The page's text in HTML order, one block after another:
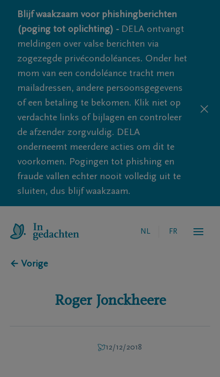
Blijf waakzaam voor phishingberichten
(poging tot oplichting) - DELA ontvangt
meldingen over valse berichten via
zogezegde privécondoléances. Onder het
mom van een condoléance tracht men
mailadressen, andere persoonsgegevens
of een betaling te bekomen. Klik niet op
verdachte links of bijlagen en controleer
de afzender zorgvuldig. DELA
onderneemt meerdere acties om dit te
voorkomen. Pogingen tot phishing en
fraude vallen echter nooit volledig uit te
sluiten, dus blijf waakzaam.
NL FR
← Vorige
Roger Jonckheere
12/12/2018